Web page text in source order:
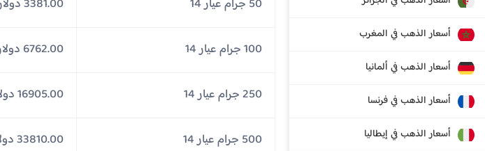
أسعار الذهب في المغرب
أسعار الذهب في ألمانيا
أسعار الذهب في فرنسا
أسعار الذهب في إيطاليا
50 جرام عيار 14 3381.00 دولار جزر كايمان
100 جرام عيار 14 6762.00 دولار جزر كايمان
250 جرام عيار 14 16905.00 دولار جزر كايمان
500 جرام عيار 14 33810.00 دولار جزر كايمان